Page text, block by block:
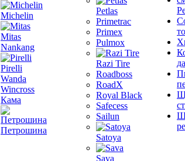
Michelin
Mitas
Nankang
Pirelli
Wanda
Wincross
Кама
Петрошина
Petlas
Primetrac
Primex
Pulmox
Razi Tire
Roadboss
RoadX
Royal Black
Safecess
Sailun
Satoya
Sava